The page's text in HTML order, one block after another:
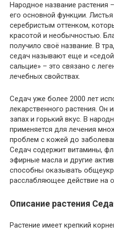
Народное название растения
его основной функции.
серебристым оттенком,
красотой и необычностью.
получило своё название. В
седач называют еще и «седой
сальцие» – это связано с
лечебных свойствах.
Седач уже более 2000 лет
лекарственного растения. Он
запах и горький вкус. В
применяется для лечения
проблем с кожей до
Седач содержит витамины,
эфирные масла и другие
способны оказывать
расслабляющее действие на
Описание растения
Растение имеет крепкий